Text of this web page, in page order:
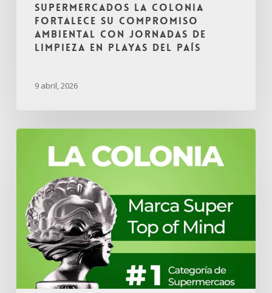
Supermercados La Colonia
fortalece su compromiso
ambiental con jornadas de
limpieza en playas del país
9 abril, 2026